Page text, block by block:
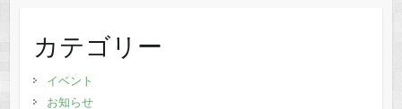
カテゴリー
イベント
お知らせ